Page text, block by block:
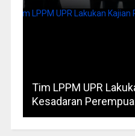
Tim LPPM UPR
Kesadaran